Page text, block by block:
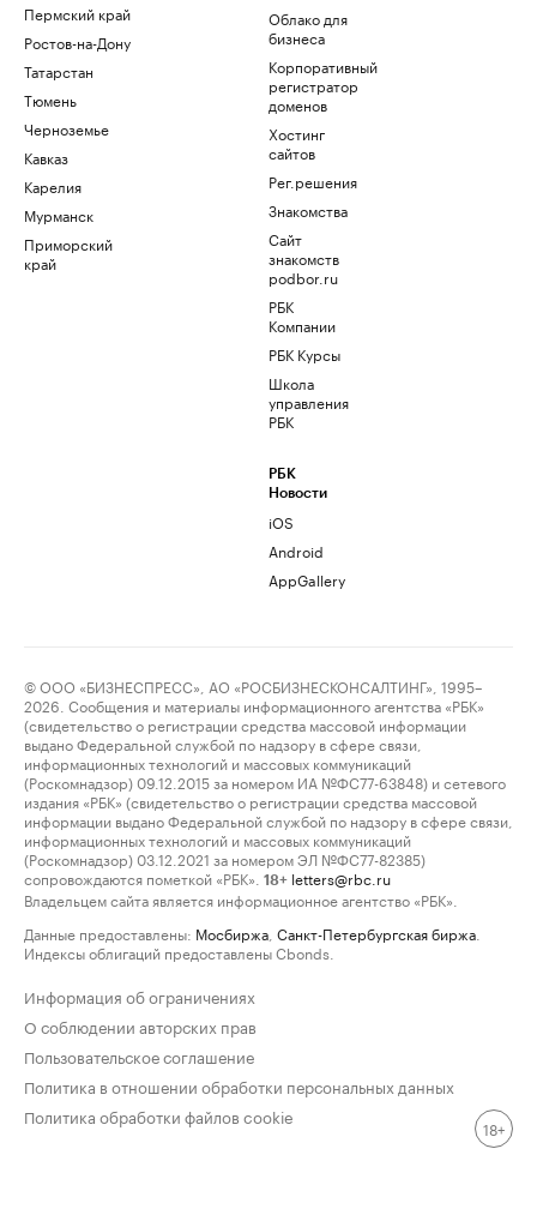
Пермский край
Ростов-на-Дону
Татарстан
Тюмень
Черноземье
Кавказ
Карелия
Мурманск
Приморский
край
Облако для
бизнеса
Корпоративный
регистратор
доменов
Хостинг
сайтов
Рег.решения
Знакомства
Сайт
знакомств
podbor.ru
РБК
Компании
РБК Курсы
Школа
управления
РБК
РБК
Новости
iOS
Android
AppGallery
© ООО «БИЗНЕСПРЕСС», АО «РОСБИЗНЕСКОНСАЛТИНГ», 1995–
2026. Сообщения и материалы информационного агентства «РБК»
(свидетельство о регистрации средства массовой информации
выдано Федеральной службой по надзору в сфере связи,
информационных технологий и массовых коммуникаций
(Роскомнадзор) 09.12.2015 за номером ИА №ФС77-63848) и сетевого
издания «РБК» (свидетельство о регистрации средства массовой
информации выдано Федеральной службой по надзору в сфере связи,
информационных технологий и массовых коммуникаций
(Роскомнадзор) 03.12.2021 за номером ЭЛ №ФС77-82385)
сопровождаются пометкой «РБК».
18+ letters@rbc.ru
Владельцем сайта является информационное агентство «РБК».
Данные предоставлены: Мосбиржа Санкт-Петербургская биржа
Индексы облигаций предоставлены Cbonds.
Информация об ограничениях
О соблюдении авторских прав
Пользовательское соглашение
Политика в отношении обработки персональных данных
Политика обработки файлов cookie
18+